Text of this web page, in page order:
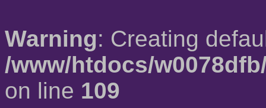
Warning: Creating
/www/htdocs/
on line 109